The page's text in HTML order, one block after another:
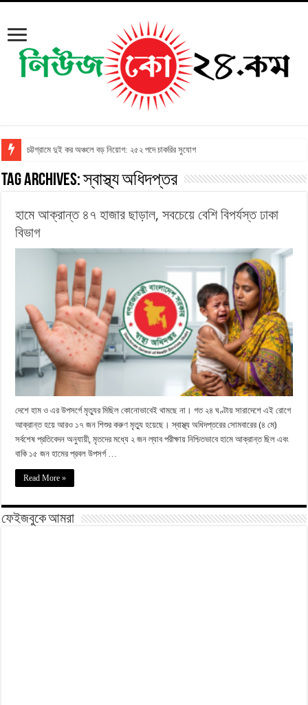
চট্টগ্রামে দুই কর অঞ্চলে বড় নিয়োগ: ২৫২ পদে চাকরির সুযোগ
Tag Archives:স্বাস্থ্য অধিদপ্তর
হামে আক্রান্ত ৪৭ হাজার ছাড়াল, সবচেয়ে বেশি বিপর্যস্ত ঢাকা
বিভাগ
দেশে হাম ও এর উপসর্গে মৃত্যুর মিছিল কোনোভাবেই থামছে না। গত ২৪ ঘণ্টায় সারাদেশে এই রোগে
আক্রান্ত হয়ে আরও ১৭ জন শিশুর করুণ মৃত্যু হয়েছে। স্বাস্থ্য অধিদপ্তরের সোমবারের (৪ মে)
সর্বশেষ প্রতিবেদন অনুযায়ী, মৃতদের মধ্যে ২ জন ল্যাব পরীক্ষায় নিশ্চিতভাবে হামে আক্রান্ত ছিল এবং
বাকি ১৫ জন হামের প্রবল উপসর্গ …
Read More »
ফেইজবুকে আমরা